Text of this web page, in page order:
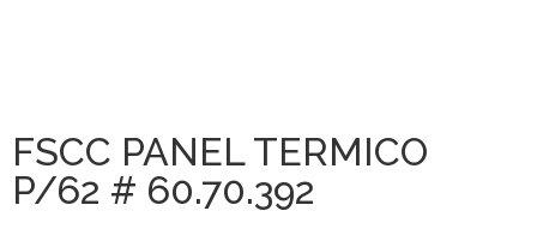
FSCC PANEL TERMICO
P/62 # 60.70.392